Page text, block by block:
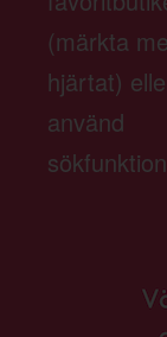
(märkta
hjärtat)
använd